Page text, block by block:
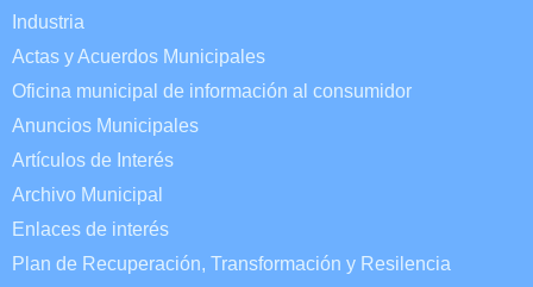
Industria
Actas y Acuerdos Municipales
Oficina municipal de información al consumidor
Anuncios Municipales
Artículos de Interés
Archivo Municipal
Enlaces de interés
Plan de Recuperación, Transformación y Resilencia